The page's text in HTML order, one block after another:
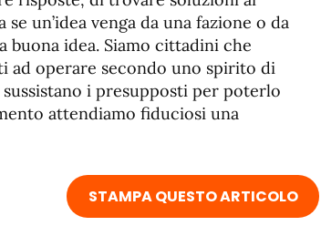
un’idea venga da una fazione o da
buona idea. Siamo cittadini che
ad operare secondo uno spirito di
i presupposti per poterlo
attendiamo fiduciosi una
STAMPA QUESTO ARTICOLO